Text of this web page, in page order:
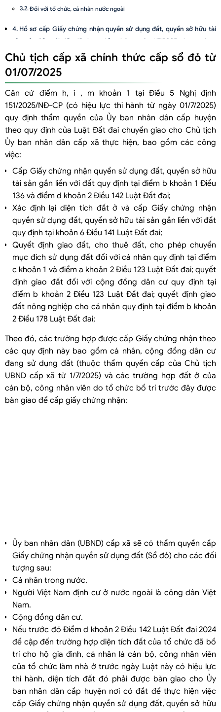
Đối với tổ chức, cá nhân nước ngoài
Hồ sơ cấp Giấy chứng nhận quyền sử dụng đất, quyền sở hữu tài
sản gắn liền với đất đã được tiếp nhận trước 1/7/2025 nhưng chưa
được giải quyết thì thực hiện thế nào?
Chủ tịch cấp xã chính thức cấp sổ đỏ từ
01/07/2025
Căn cứ điểm h, i , m khoản 1 tại Điều 5 Nghị định
151/2025/NĐ-CP (có hiệu lực thi hành từ ngày 01/7/2025)
quy định thẩm quyền của Ủy ban nhân dân cấp huyện
theo quy định của Luật Đất đai chuyển giao cho Chủ tịch
Ủy ban nhân dân cấp xã thực hiện, bao gồm các công
việc:
Cấp Giấy chứng nhận quyền sử dụng đất, quyền sở hữu
tài sản gắn liền với đất quy định tại điểm b khoản 1 Điều
136 và điểm d khoản 2 Điều 142 Luật Đất đai;
Xác định lại diện tích đất ở và cấp Giấy chứng nhận
quyền sử dụng đất, quyền sở hữu tài sản gắn liền với đất
quy định tại khoản 6 Điều 141 Luật Đất đai;
Quyết định giao đất, cho thuê đất, cho phép chuyển
mục đích sử dụng đất đối với cá nhân quy định tại điểm
c khoản 1 và điểm a khoản 2 Điều 123 Luật Đất đai; quyết
định giao đất đối với cộng đồng dân cư quy định tại
điểm b khoản 2 Điều 123 Luật Đất đai; quyết định giao
đất nông nghiệp cho cá nhân quy định tại điểm b khoản
2 Điều 178 Luật Đất đai;
Theo đó, các trường hợp được cấp Giấy chứng nhận theo
các quy định này bao gồm cá nhân, cộng đồng dân cư
đang sử dụng đất (thuộc thẩm quyền cấp của Chủ tịch
UBND cấp xã từ 1/7/2025) và các trường hợp đất ở của
cán bộ, công nhân viên do tổ chức bố trí trước đây được
bàn giao để cấp giấy chứng nhận:
Ủy ban nhân dân (UBND) cấp xã sẽ có thẩm quyền cấp
Giấy chứng nhận quyền sử dụng đất (Sổ đỏ) cho các đối
tượng sau:
Cá nhân trong nước.
Người Việt Nam định cư ở nước ngoài là công dân Việt
Nam.
Cộng đồng dân cư.
Nếu trước đó Điểm d khoản 2 Điều 142 Luật Đất đai 2024
đề cập đến trường hợp diện tích đất của tổ chức đã bố
trí cho hộ gia đình, cá nhân là cán bộ, công nhân viên
của tổ chức làm nhà ở trước ngày Luật này có hiệu lực
thi hành, diện tích đất đó phải được bàn giao cho Ủy
ban nhân dân cấp huyện nơi có đất để thực hiện việc
cấp Giấy chứng nhận quyền sử dụng đất, quyền sở hữu